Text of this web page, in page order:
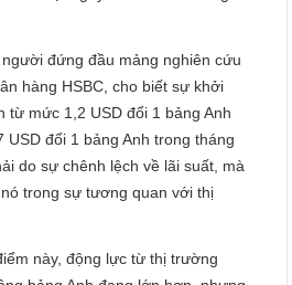
đứng đầu mảng nghiên cứu
hàng HSBC, cho biết sự khởi
từ mức 1,2 USD đổi 1 bảng Anh
USD đổi 1 bảng Anh trong tháng
do sự chênh lệch về lãi suất, mà
trong sự tương quan với thị
này, động lực từ thị trường